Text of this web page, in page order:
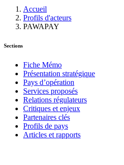
Accueil
Profils d'acteurs
PAWAPAY
Sections
Fiche Mémo
Présentation stratégique
Pays d’opération
Services proposés
Relations régulateurs
Critiques et enjeux
Partenaires clés
Profils de pays
Articles et rapports